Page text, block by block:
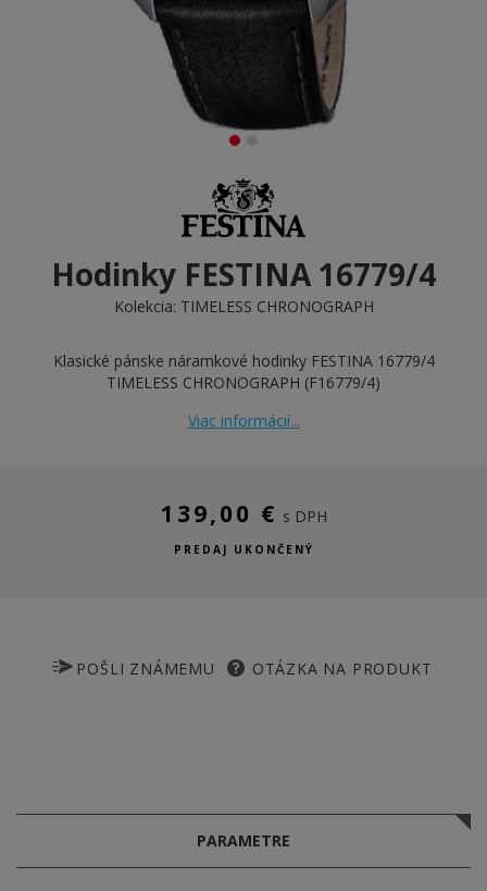
Hodinky FESTINA 16779/4
Kolekcia: TIMELESS CHRONOGRAPH
Klasické pánske náramkové hodinky FESTINA 16779/4
TIMELESS CHRONOGRAPH (F16779/4)
Viac informácií...
139,00 € s DPH
PREDAJ UKONČENÝ
POŠLI ZNÁMEMU OTÁZKA NA PRODUKT
PARAMETRE